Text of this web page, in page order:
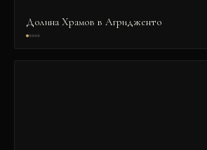
Долина Храмов в Агридженто